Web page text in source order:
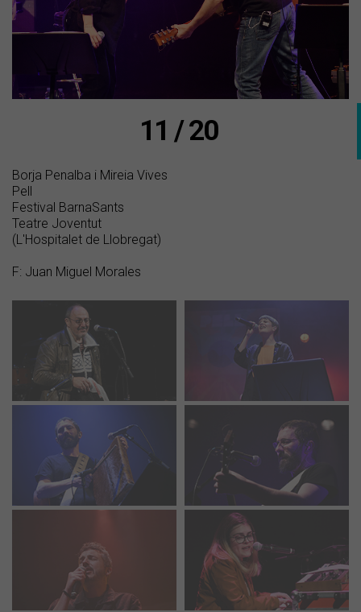
11 / 20
Borja Penalba i Mireia Vives
Pell
Festival BarnaSants
Teatre Joventut
(L'Hospitalet de Llobregat)
F: Juan Miguel Morales